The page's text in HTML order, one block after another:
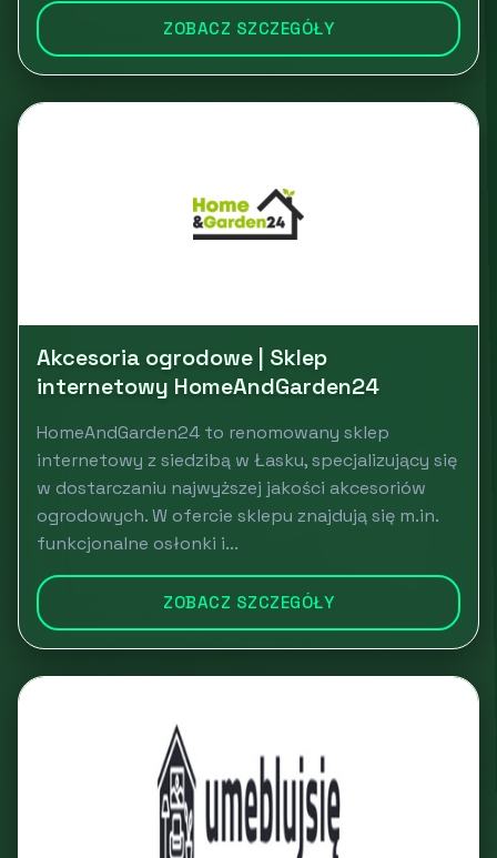
ZOBACZ SZCZEGÓŁY
Akcesoria ogrodowe | Sklep
internetowy HomeAndGarden24
HomeAndGarden24 to renomowany sklep
internetowy z siedzibą w Łasku, specjalizujący się
w dostarczaniu najwyższej jakości akcesoriów
ogrodowych. W ofercie sklepu znajdują się m.in.
funkcjonalne osłonki i...
ZOBACZ SZCZEGÓŁY